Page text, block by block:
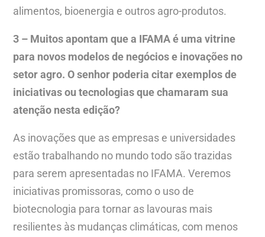
alimentos, bioenergia e outros agro-produtos.
3 – Muitos apontam que a IFAMA é uma vitrine
para novos modelos de negócios e inovações no
setor agro. O senhor poderia citar exemplos de
iniciativas ou tecnologias que chamaram sua
atenção nesta edição?
As inovações que as empresas e universidades
estão trabalhando no mundo todo são trazidas
para serem apresentadas no IFAMA. Veremos
iniciativas promissoras, como o uso de
biotecnologia para tornar as lavouras mais
resilientes às mudanças climáticas, com menos